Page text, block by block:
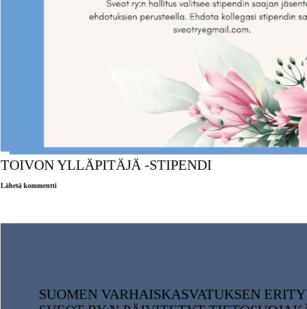
TOIVON YLLÄPITÄJÄ -STIPENDI
Lähetä kommentti
SUOMEN VARHAISKASVATUKSEN